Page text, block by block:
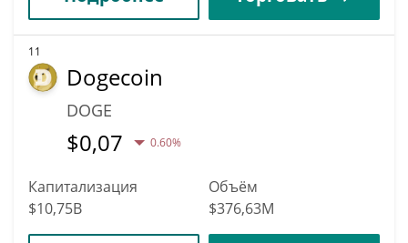
11
Dogecoin
DOGE
$0,07 0.60%
Капитализация
$10,75B
Объём
$376,63M